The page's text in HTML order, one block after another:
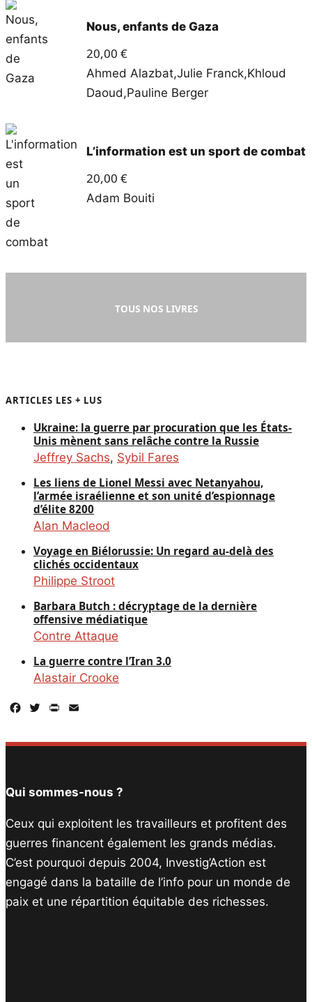
Nous, enfants de Gaza
20,00 €
Ahmed Alazbat,Julie Franck,Khloud
Daoud,Pauline Berger
L’information est un sport de combat
20,00 €
Adam Bouiti
TOUS NOS LIVRES
ARTICLES LES + LUS
Ukraine: la guerre par procuration que les États-
Unis mènent sans relâche contre la Russie
Jeffrey Sachs, Sybil Fares
Les liens de Lionel Messi avec Netanyahou,
l’armée israélienne et son unité d’espionnage
d’élite 8200
Alan Macleod
Voyage en Biélorussie: Un regard au-delà des
clichés occidentaux
Philippe Stroot
Barbara Butch : décryptage de la dernière
offensive médiatique
Contre Attaque
La guerre contre l’Iran 3.0
Alastair Crooke
Facebook
TwitterPrintFriendly
Qui sommes-nous ?
Ceux qui exploitent les travailleurs et profitent des
guerres financent également les grands médias.
C’est pourquoi depuis 2004, Investig’Action est
engagé dans la bataille de l’info pour un monde de
paix et une répartition équitable des richesses.